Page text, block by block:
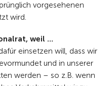
vorgesehenen
wird.
weil …
einsetzen will, dass wir
und in unserer
werden – so z.B. wenn